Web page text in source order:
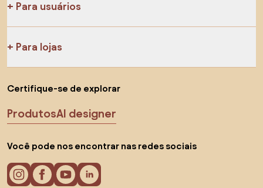
Para usuários
Para lojas
Certifique-se de explorar
ProdutosAI designer
Você pode nos encontrar nas redes sociais